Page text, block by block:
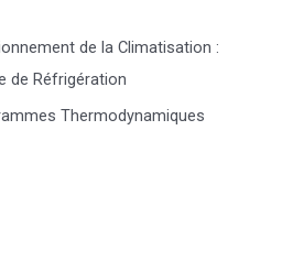
de la Climatisation :
de Réfrigération
Thermodynamiques